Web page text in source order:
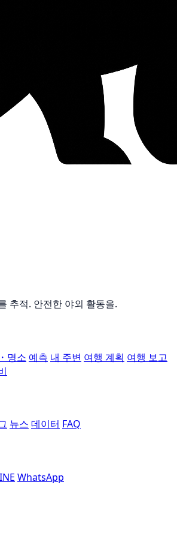
추적. 안전한 야외 활동을.
명소 예측 내 주변 여행 계획 여행 보고
뉴스 데이터 FAQ
WhatsApp